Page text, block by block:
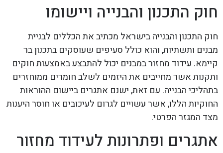
חוק התכנון והבנייה ויישומו
חוק התכנון והבנייה בישראל מכתיב את הכללים לבניית
מבנים ותשתיות, והוא כולל סעיפים שעוסקים בתכנון בר
קיימא. עידוד מחזור במבנים יכול להתבצע באמצעות חוקים
ותקנות אשר מחייבים את היזמים לשלב חומרים ממוחזרים
בתהליכי הבנייה. עם זאת, ישנם אתגרים ביישום ההוראות
החוקיות הללו, אשר עשויים לגרום לעיכובים או חוסר היענות
מצד המגזר הפרטי.
אתגרים ופתרונות לעידוד מחזור